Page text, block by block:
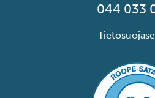
044 033